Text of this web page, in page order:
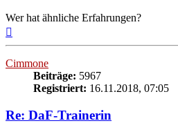
Wer hat ähnliche Erfahrungen?
Cimmone
Beiträge: 5967
Registriert: 16.11.2018, 07:05
Re: DaF-Trainerin